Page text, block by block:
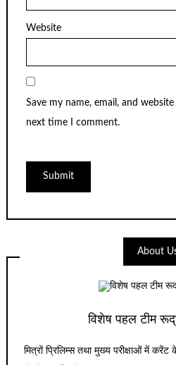
Website
Save my name, email, and
next time I comment.
About
विशेष पहल टीम
मित्रों प्रिलिम्स तथा मुख्य परीक्षाओं में करेंट